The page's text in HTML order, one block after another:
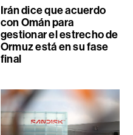
Irán dice que acuerdo
con Omán para
gestionar el estrecho de
Ormuz está en su fase
final